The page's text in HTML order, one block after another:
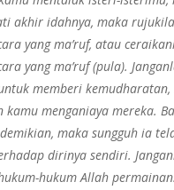
akhir idahnya, maka
yang ma’ruf, atau
yang ma’ruf (pula).
memberi
kamu menganiaya mereka.
maka sungguh ia
dirinya sendiri.
hukum Allah